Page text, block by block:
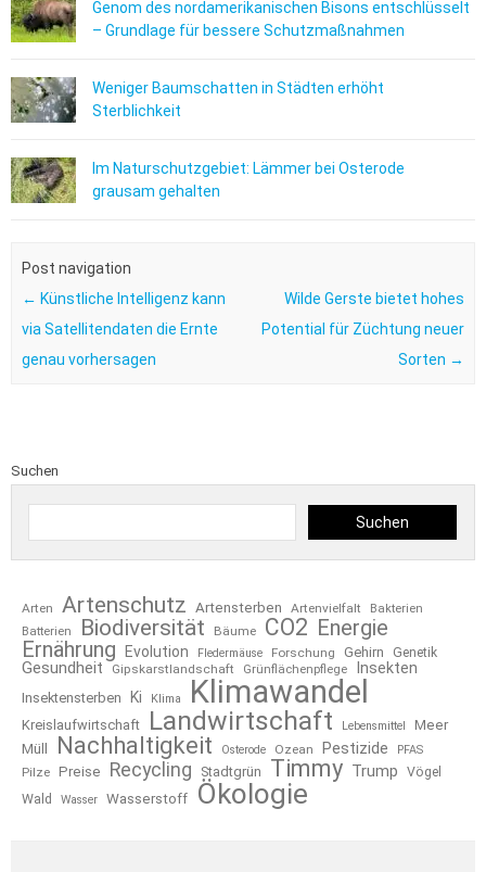
Genom des nordamerikanischen Bisons entschlüsselt
– Grundlage für bessere Schutzmaßnahmen
Weniger Baumschatten in Städten erhöht
Sterblichkeit
Im Naturschutzgebiet: Lämmer bei Osterode
grausam gehalten
Post navigation
← Künstliche Intelligenz kann
via Satellitendaten die Ernte
genau vorhersagen
Wilde Gerste bietet hohes
Potential für Züchtung neuer
Sorten →
Suchen
Suchen
Arten Artenschutz Artensterben Artenvielfalt
Bakterien
Batterien
Biodiversität Bäume CO2 Energie
Ernährung
Evolution Fledermäuse Forschung Gehirn Genetik
Gesundheit Gipskarstlandschaft Grünflächenpflege Insekten
Insektensterben Ki Klima Klimawandel
Kreislaufwirtschaft Landwirtschaft Lebensmittel
Meer
Müll
Nachhaltigkeit Osterode Ozean Pestizide PFAS
Pilze Preise Recycling Stadtgrün Timmy Trump
Vögel
Wald
Wasser Wasserstoff Ökologie